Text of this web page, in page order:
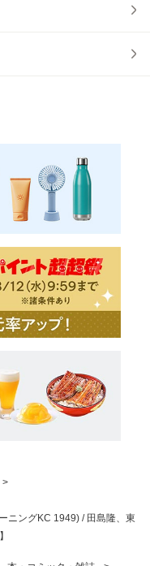
>
ニングKC 1949) / 田島隆、東